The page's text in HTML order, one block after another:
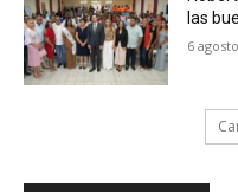
las
6